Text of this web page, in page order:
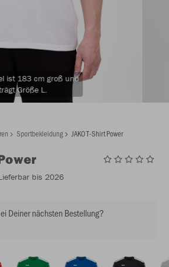
ist 183 cm groß und
Größe L.
Sportbekleidung JAKO T-Shirt Power
bis 2026
Deiner nächsten Bestellung?